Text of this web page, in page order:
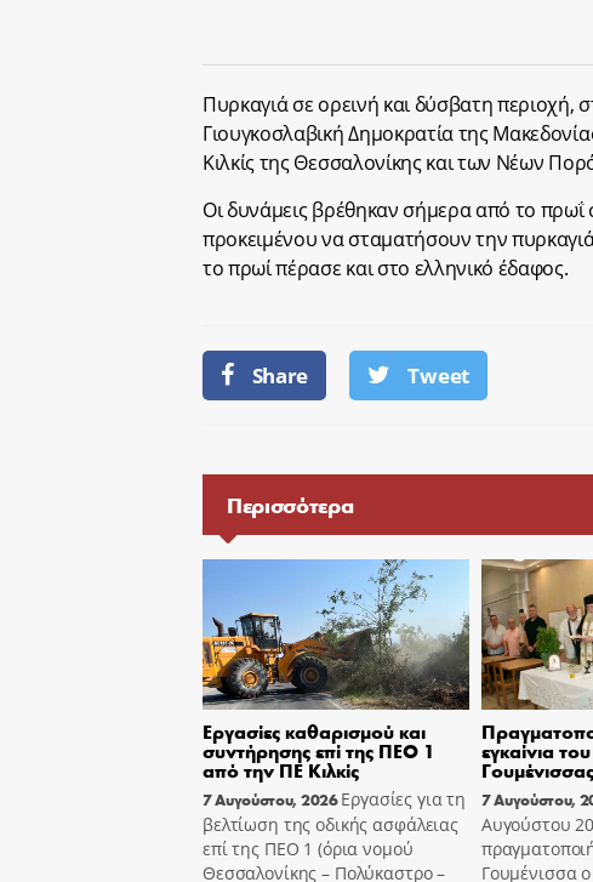
Πυρκαγιά σε ορεινή και δύσβατη
Γιουγκοσλαβική Δημοκρατία της
Κιλκίς της Θεσσαλονίκης και των Νέων
Οι δυνάμεις βρέθηκαν σήμερα από το
προκειμένου να σταματήσουν την
το πρωί πέρασε και στο ελληνικό έδαφος.
Share Tweet
Περισσότερα
Εργασίες καθαρισμού και
συντήρησης επί της ΠΕΟ 1
από την ΠΕ Κιλκίς
7 Αυγούστου, 2026Εργασίες για τη
βελτίωση της οδικής ασφάλειας
επί της ΠΕΟ 1 (όρια νομού
Θεσσαλονίκης – Πολύκαστρο –
εγκαίνια
Γουμένισσας
7 Αυγούστου,
Αυγούστου
Γουμένισσα